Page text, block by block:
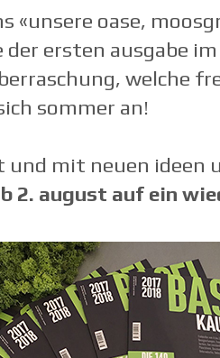
«unsere oase‚
ersten ausgabe
welche
sommer an!
und mit neuen ideen
2. august auf ein